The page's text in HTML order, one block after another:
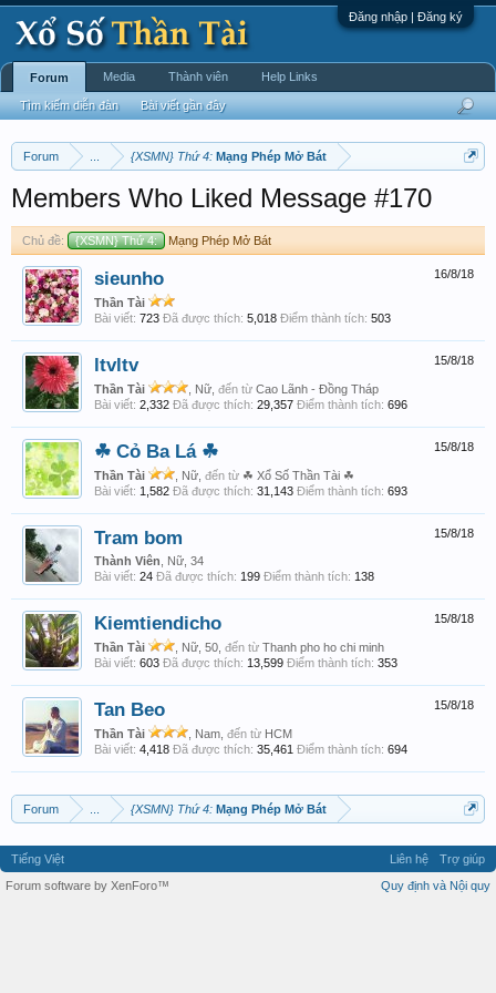
Đăng nhập | Đăng ký
Forum {XSMN} Thứ 4: Mạng Phép Mở Bát
Members Who Liked Message #170
Chủ đề: {XSMN} Thứ 4: Mạng Phép Mở Bát
16/8/18
sieunho
Thần Tài
Bài viết: 723 Đã được thích: 5,018 Điểm thành tích: 503
15/8/18
ltvltv
Thần Tài , Nữ, đến từ Cao Lãnh - Đồng Tháp
Bài viết: 2,332 Đã được thích: 29,357 Điểm thành tích: 696
15/8/18
☘ Cỏ Ba Lá ☘
Thần Tài , Nữ, đến từ ☘ Xổ Số Thần Tài ☘
Bài viết: 1,582 Đã được thích: 31,143 Điểm thành tích: 693
15/8/18
Tram bom
Thành Viên , Nữ, 34
Bài viết: 24 Đã được thích: 199 Điểm thành tích: 138
15/8/18
Kiemtiendicho
Thần Tài , Nữ, 50, đến từ Thanh pho ho chi minh
Bài viết: 603 Đã được thích: 13,599 Điểm thành tích: 353
15/8/18
Tan Beo
Thần Tài , Nam, đến từ HCM
Bài viết: 4,418 Đã được thích: 35,461 Điểm thành tích: 694
Forum {XSMN} Thứ 4: Mạng Phép Mở Bát
Forum
Tìm kiếm diễn đàn Bài viết gần đây
Media Thành viên Help Links
Tiếng Việt Liên hệ
Trợ giúp
Quy định và Nội quy
Forum software by XenForo™